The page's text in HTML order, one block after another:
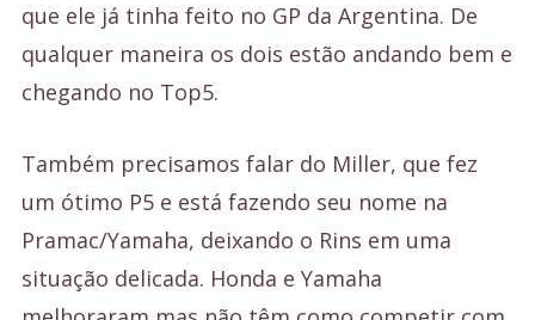
que ele já tinha feito no GP da Argentina. De
qualquer maneira os dois estão andando bem e
chegando no Top5.
Também precisamos falar do Miller, que fez
um ótimo P5 e está fazendo seu nome na
Pramac/Yamaha, deixando o Rins em uma
situação delicada. Honda e Yamaha